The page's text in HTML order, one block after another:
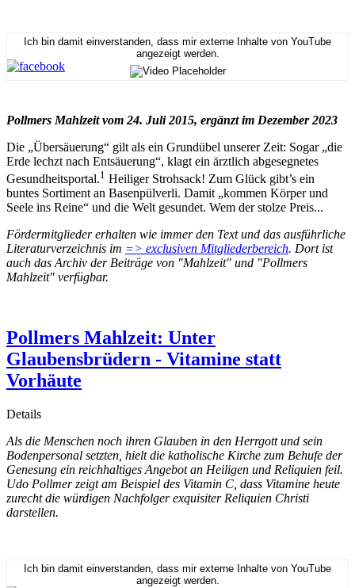
Ich bin damit einverstanden, dass mir externe Inhalte von YouTube
angezeigt werden.
Pollmers Mahlzeit vom 24. Juli 2015, ergänzt im Dezember 2023
Die „Übersäuerung“ gilt als ein Grundübel unserer Zeit: Sogar „die
Erde lechzt nach Entsäuerung“, klagt ein ärztlich abgesegnetes
Gesundheitsportal.1 Heiliger Strohsack! Zum Glück gibt’s ein
buntes Sortiment an Basenpülverli. Damit „kommen Körper und
Seele ins Reine“ und die Welt gesundet. Wem der stolze Preis...
Fördermitglieder erhalten wie immer den Text und das ausführliche
Literaturverzeichnis im => exclusiven Mitgliederbereich. Dort ist
auch das Archiv der Beiträge von "Mahlzeit" und "Pollmers
Mahlzeit" verfügbar.
Pollmers Mahlzeit: Unter
Glaubensbrüdern - Vitamine statt
Vorhäute
Details
Als die Menschen noch ihren Glauben in den Herrgott und sein
Bodenpersonal setzten, hielt die katholische Kirche zum Behufe der
Genesung ein reichhaltiges Angebot an Heiligen und Reliquien feil.
Udo Pollmer zeigt am Beispiel des Vitamin C, dass Vitamine heute
zurecht die würdigen Nachfolger exquisiter Reliquien Christi
darstellen.
Ich bin damit einverstanden, dass mir externe Inhalte von YouTube
angezeigt werden.